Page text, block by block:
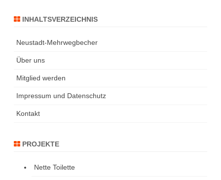
INHALTSVERZEICHNIS
Neustadt-Mehrwegbecher
Über uns
Mitglied werden
Impressum und Datenschutz
Kontakt
PROJEKTE
Nette Toilette